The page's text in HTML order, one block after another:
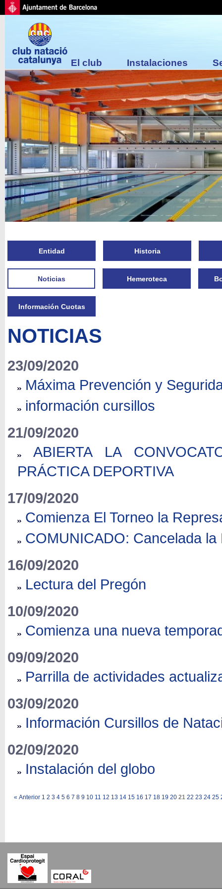
El club Instalaciones
Entidad Historia
Noticias Hemeroteca
Información Cuotas
NOTICIAS
23/09/2020
Máxima Prevención y
información cursillos
21/09/2020
ABIERTA LA
PRÁCTICA DEPORTIVA
17/09/2020
Comienza El Torneo la
COMUNICADO: Cancelada
16/09/2020
Lectura del Pregón
10/09/2020
Comienza una nueva
09/09/2020
Parrilla de actividades
03/09/2020
Información Cursillos de
02/09/2020
Instalación del globo
« Anterior 1 2 3 4 5 6 7 8 9 10 11 12 13 14 15 16 17 18 19 20 21 22 23 24 25